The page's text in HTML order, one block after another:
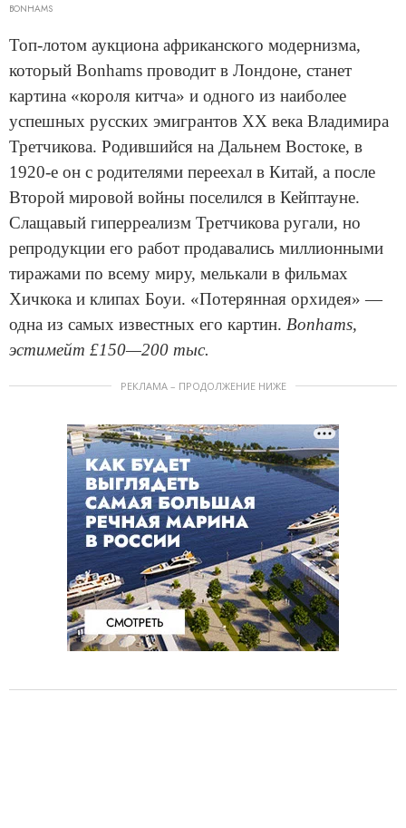
BONHAMS
Топ-лотом аукциона африканского модернизма,
который Bonhams проводит в Лондоне, станет
картина «короля китча» и одного из наиболее
успешных русских эмигрантов ХХ века Владимира
Третчикова. Родившийся на Дальнем Востоке, в
1920-е он с родителями переехал в Китай, а после
Второй мировой войны поселился в Кейптауне.
Слащавый гиперреализм Третчикова ругали, но
репродукции его работ продавались миллионными
тиражами по всему миру, мелькали в фильмах
Хичкока и клипах Боуи. «Потерянная орхидея» —
одна из самых известных его картин. Bonhams,
эстимейт £150—200 тыс.
РЕКЛАМА – ПРОДОЛЖЕНИЕ НИЖЕ